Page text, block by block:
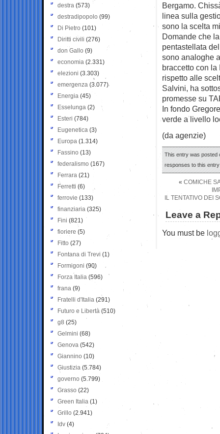
Bergamo.
linea sulla
sono la scelta
Domande che
pentastellata
sono analoghe
braccetto con
rispetto alle
Salvini, ha
promesse su
In fondo
verde a livello
(da agenzie)
This entry was posted
responses to this
« COMICHE
IL TENTATIVO DEI
Leave a
You must be
destra (573)
destradipopolo (99)
Di Pietro (101)
Diritti civili (276)
don Gallo (9)
economia (2.331)
elezioni (3.303)
emergenza (3.077)
Energia (45)
Esselunga (2)
Esteri (784)
Eugenetica (3)
Europa (1.314)
Fassino (13)
federalismo (167)
Ferrara (21)
Ferretti (6)
ferrovie (133)
finanziaria (325)
Fini (821)
fioriere (5)
Fitto (27)
Fontana di Trevi (1)
Formigoni (90)
Forza Italia (596)
frana (9)
Fratelli d'Italia (291)
Futuro e Libertà (510)
g8 (25)
Gelmini (68)
Genova (542)
Giannino (10)
Giustizia (5.784)
governo (5.799)
Grasso (22)
Green Italia (1)
Grillo (2.941)
Idv (4)